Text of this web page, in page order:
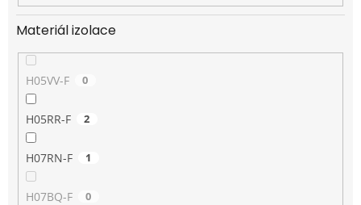
Materiál izolace
H05VV-F 0
H05RR-F 2
H07RN-F 1
H07BQ-F 0